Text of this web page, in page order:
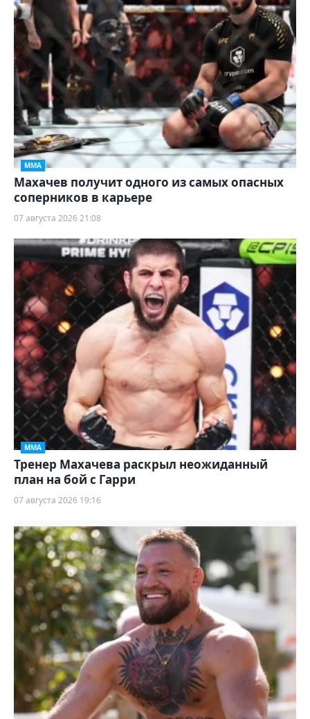
ММА
Махачев получит одного из самых опасных
соперников в карьере
07 августа 2026 21:08
ММА
Тренер Махачева раскрыл неожиданный
план на бой с Гарри
07 августа 2026 19:16